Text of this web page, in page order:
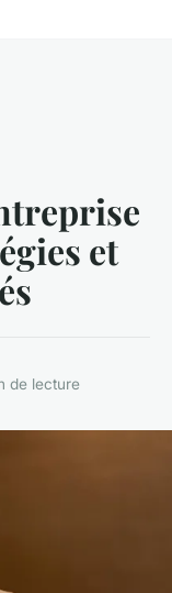
et
de lecture